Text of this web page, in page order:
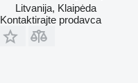
Litvanija, Klaipėda
Kontaktirajte prodavca